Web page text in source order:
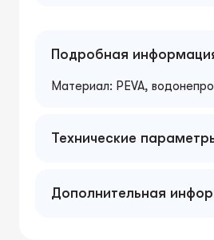
Подробная
Материал: PEVA,
Технические
Дополнительная